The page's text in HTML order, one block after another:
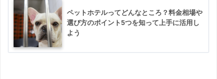
ペットホテルってどんなところ？料金相場や
選び方のポイント5つを知って上手に活用し
よう